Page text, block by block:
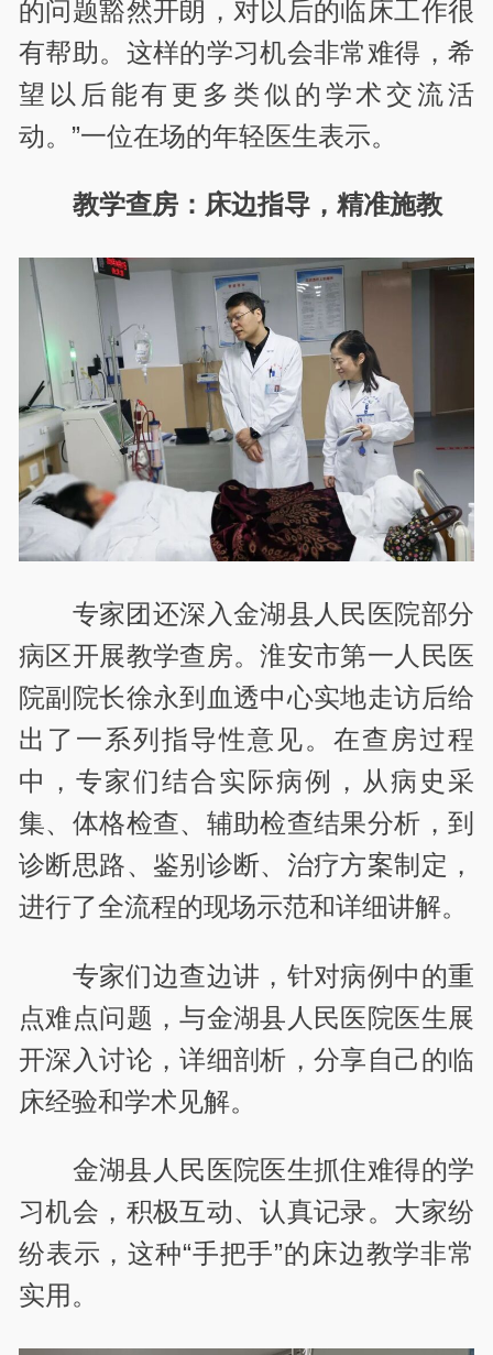
的问题豁然开朗，对以后的临床工作很
有帮助。这样的学习机会非常难得，希
望以后能有更多类似的学术交流活
动。”一位在场的年轻医生表示。
教学查房：床边指导，精准施教
专家团还深入金湖县人民医院部分
病区开展教学查房。淮安市第一人民医
院副院长徐永到血透中心实地走访后给
出了一系列指导性意见。在查房过程
中，专家们结合实际病例，从病史采
集、体格检查、辅助检查结果分析，到
诊断思路、鉴别诊断、治疗方案制定，
进行了全流程的现场示范和详细讲解。
专家们边查边讲，针对病例中的重
点难点问题，与金湖县人民医院医生展
开深入讨论，详细剖析，分享自己的临
床经验和学术见解。
金湖县人民医院医生抓住难得的学
习机会，积极互动、认真记录。大家纷
纷表示，这种“手把手”的床边教学非常
实用。